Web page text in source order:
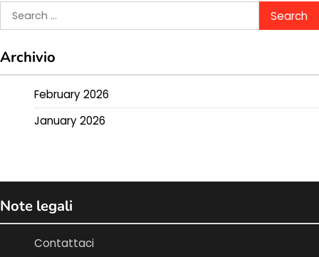
Search
for:
Archivio
February 2026
January 2026
Note legali
Contattaci